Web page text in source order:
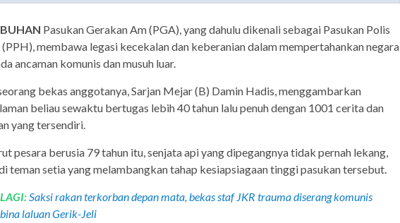
Pasukan Gerakan Am (PGA), yang dahulu dikenali sebagai Pasukan Polis
membawa legasi kecekalan dan keberanian dalam mempertahankan negara
ancaman komunis dan musuh luar.
bekas anggotanya, Sarjan Mejar (B) Damin Hadis, menggambarkan
beliau sewaktu bertugas lebih 40 tahun lalu penuh dengan 1001 cerita dan
yang tersendiri.
pesara berusia 79 tahun itu, senjata api yang dipegangnya tidak pernah lekang,
teman setia yang melambangkan tahap kesiapsiagaan tinggi pasukan tersebut.
Saksi rakan terkorban depan mata, bekas staf JKR trauma diserang komunis
laluan Gerik-Jeli